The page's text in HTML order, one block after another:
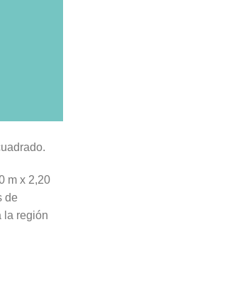
m x 2,20
de
la región